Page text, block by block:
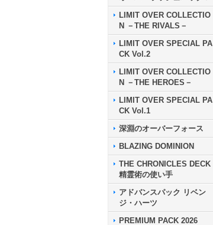
LIMIT OVER COLLECTIO
N －THE RIVALS－
LIMIT OVER SPECIAL PA
CK Vol.2
LIMIT OVER COLLECTIO
N －THE HEROES－
LIMIT OVER SPECIAL PA
CK Vol.1
深淵のオーバーフォース
BLAZING DOMINION
THE CHRONICLES DECK
精霊術の使い手
アドバンスパック リベン
ジ・ハーツ
PREMIUM PACK 2026